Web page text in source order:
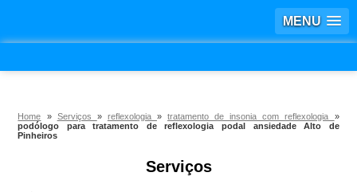
MENU
Home » Serviços » reflexologia »tratamento de insonia com reflexologia »
podólogo para tratamento de reflexologia podal ansiedade Alto de
Pinheiros
Serviços